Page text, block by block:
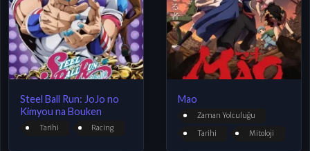
Steel Ball Run: JoJo no
Kimyou na Bouken
Tarihi Racing
Mao
Zaman Yolculuğu
Tarihi
Mitoloji